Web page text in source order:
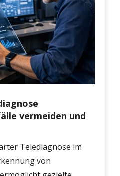
vermeiden und
Telediagnose im
von